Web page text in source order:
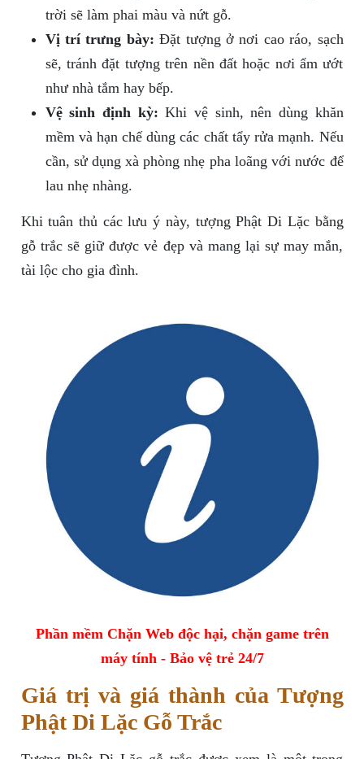
trời sẽ làm phai màu và nứt gỗ.
Vị trí trưng bày: Đặt tượng ở nơi cao ráo, sạch
sẽ, tránh đặt tượng trên nền đất hoặc nơi ẩm ướt
như nhà tắm hay bếp.
Vệ sinh định kỳ: Khi vệ sinh, nên dùng khăn
mềm và hạn chế dùng các chất tẩy rửa mạnh. Nếu
cần, sử dụng xà phòng nhẹ pha loãng với nước để
lau nhẹ nhàng.
Khi tuân thủ các lưu ý này, tượng Phật Di Lặc bằng
gỗ trắc sẽ giữ được vẻ đẹp và mang lại sự may mắn,
tài lộc cho gia đình.
Phần mềm Chặn Web độc hại, chặn game trên
máy tính - Bảo vệ trẻ 24/7
Giá trị và giá thành của Tượng
Phật Di Lặc Gỗ Trắc